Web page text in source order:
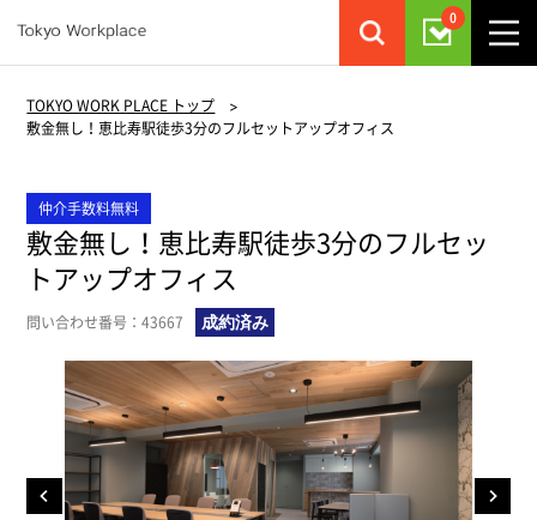
0
TOKYO WORK PLACE トップ >
敷金無し！恵比寿駅徒歩3分のフルセットアップオフィス
仲介手数料無料
敷金無し！恵比寿駅徒歩3分のフルセッ
トアップオフィス
問い合わせ番号：43667 成約済み